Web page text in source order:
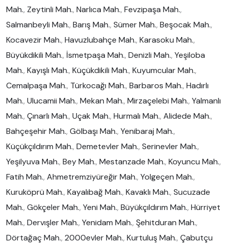
Mah., Zeytinli Mah., Narlıca Mah., Fevzipaşa Mah.,
Salmanbeyli Mah., Barış Mah., Sümer Mah., Beşocak Mah.,
Kocavezir Mah., Havuzlubahçe Mah., Karasoku Mah.,
Büyükdikili Mah., İsmetpaşa Mah., Denizli Mah., Yeşiloba
Mah., Kayışlı Mah., Küçükdikili Mah., Kuyumcular Mah.,
Cemalpaşa Mah., Türkocağı Mah., Barbaros Mah., Hadırlı
Mah., Ulucamii Mah., Mekan Mah., Mirzaçelebi Mah., Yalmanlı
Mah., Çınarlı Mah., Uçak Mah., Hurmalı Mah., Alidede Mah.,
Bahçeşehir Mah., Gölbaşı Mah., Yenibaraj Mah.,
Küçükçıldırım Mah., Demetevler Mah., Serinevler Mah.,
Yeşilyuva Mah., Bey Mah., Mestanzade Mah., Koyuncu Mah.,
Fatih Mah., Ahmetremziyüreğir Mah., Yolgeçen Mah.,
Kuruköprü Mah., Kayalıbağ Mah., Kavaklı Mah., Sucuzade
Mah., Gökçeler Mah., Yeni Mah., Büyükçıldırım Mah., Hürriyet
Mah., Dervışler Mah., Yenidam Mah., Şehitduran Mah.,
Dörtağaç Mah., 2000evler Mah., Kurtuluş Mah., Çabutçu